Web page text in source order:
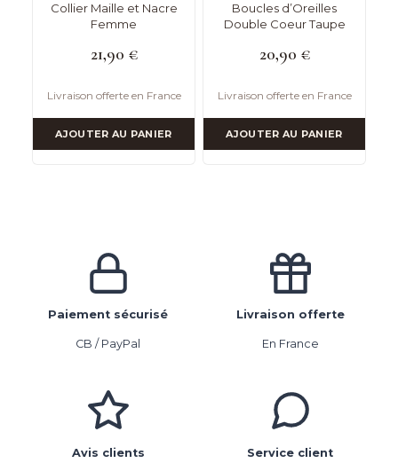
Collier Maille et Nacre
Femme
21,90 €
Livraison offerte en France
AJOUTER AU PANIER
Boucles d’Oreilles
Double Coeur Taupe
20,90 €
Livraison offerte en France
AJOUTER AU PANIER
Paiement sécurisé
CB / PayPal
Livraison offerte
En France
Avis clients Service client